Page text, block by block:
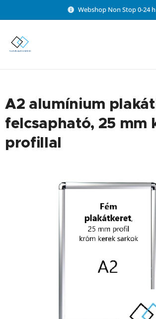
Webshop Non Stop 0-24 h
A2 alumínium
felcsapható, 25 mm
profillal